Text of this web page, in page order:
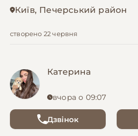
Київ, Печерський район
створено 22 червня
Катерина
вчора о 09:07
Дзвінок